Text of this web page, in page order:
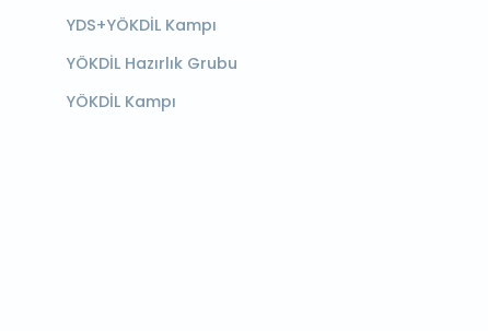
YDS+YÖKDİL Kampı
YÖKDİL Hazırlık Grubu
YÖKDİL Kampı